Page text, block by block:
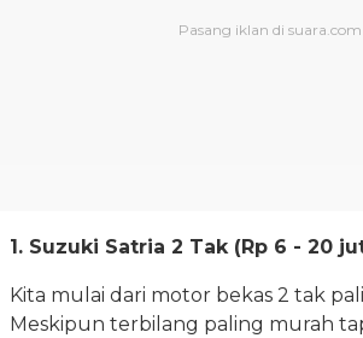
1. Suzuki Satria 2 Tak (Rp 6 - 20
Kita mulai dari motor bekas 2 tak
Meskipun terbilang paling murah